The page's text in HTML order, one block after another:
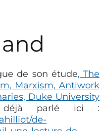
de son étude, The
Marxism, Antiwork
Duke University
parlé ici :
de-